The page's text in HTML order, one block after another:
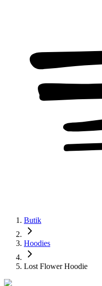
Butik
Hoodies
Lost Flower Hoodie